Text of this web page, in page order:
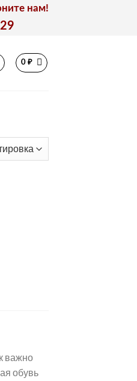
нам!
0₽
важно
обувь